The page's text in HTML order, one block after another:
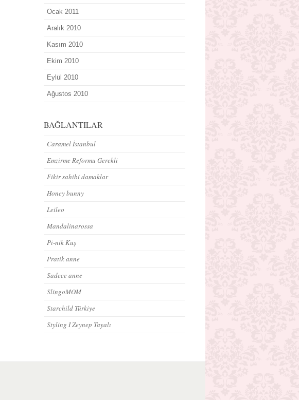
Ocak 2011
Aralık 2010
Kasım 2010
Ekim 2010
Eylül 2010
Ağustos 2010
BAĞLANTILAR
Caramel İstanbul
Emzirme Reformu Gerekli
Fikir sahibi damaklar
Honey bunny
Leileo
Mandalinarossa
Pi-nik Kuş
Pratik anne
Sadece anne
SlingoMOM
Starchild Türkiye
Styling I Zeynep Tayalı